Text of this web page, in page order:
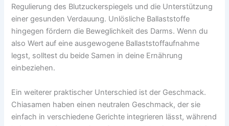
Regulierung des Blutzuckerspiegels und die Unterstützung
einer gesunden Verdauung. Unlösliche Ballaststoffe
hingegen fördern die Beweglichkeit des Darms. Wenn du
also Wert auf eine ausgewogene Ballaststoffaufnahme
legst, solltest du beide Samen in deine Ernährung
einbeziehen.
Ein weiterer praktischer Unterschied ist der Geschmack.
Chiasamen haben einen neutralen Geschmack, der sie
einfach in verschiedene Gerichte integrieren lässt, während